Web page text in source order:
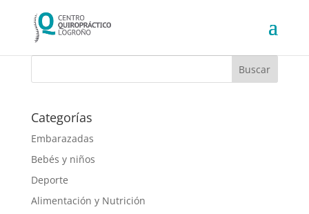
Categorías
Embarazadas
Bebés y niños
Deporte
Alimentación y Nutrición